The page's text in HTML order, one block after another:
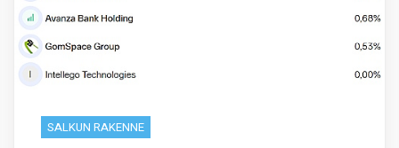
SALKUN RAKENNE